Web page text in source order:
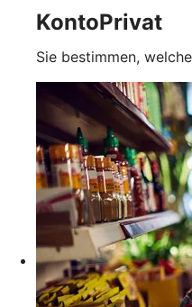
KontoPrivat
Sie bestimmen,